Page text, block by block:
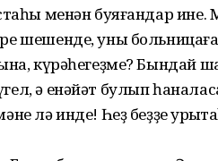
менән буяғандар
шешенде, уны
күрәһегеҙме? Бындай
ә енәйәт булып
лә инде! Һеҙ беҙҙе